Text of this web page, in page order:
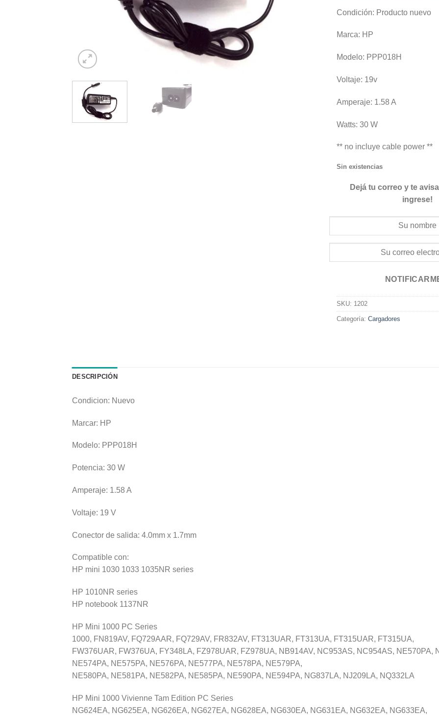
Condición: Producto nuevo
Marca: HP
Modelo: PPP018H
Voltaje: 19v
Amperaje: 1.58 A
Watts: 30 W
** no incluye cable power **
Sin existencias
Dejá tu correo y te
ingrese!
SKU: 1202
Categoría: Cargadores
DESCRIPCIÓN
Condicion: Nuevo
Marcar: HP
Modelo: PPP018H
Potencia: 30 W
Amperaje: 1.58 A
Voltaje: 19 V
Conector de salida: 4.0mm x 1.7mm
Compatible con:
HP mini 1030 1033 1035NR series
HP 1010NR series
HP notebook 1137NR
HP Mini 1000 PC Series
1000, FN819AV, FQ729AAR, FQ729AV, FR832AV, FT313UAR, FT313UA, FT315UAR, FT315UA,
FW376UAR, FW376UA, FY348LA, FZ978UAR, FZ978UA, NB914AV, NC953AS, NC954AS, NE570PA,
NE574PA, NE575PA, NE576PA, NE577PA, NE578PA, NE579PA,
NE580PA, NE581PA, NE582PA, NE585PA, NE590PA, NE594PA, NG837LA, NJ209LA, NQ332LA
HP Mini 1000 Vivienne Tam Edition PC Series
NG624EA, NG625EA, NG626EA, NG627EA, NG628EA, NG630EA, NG631EA, NG632EA, NG633EA,